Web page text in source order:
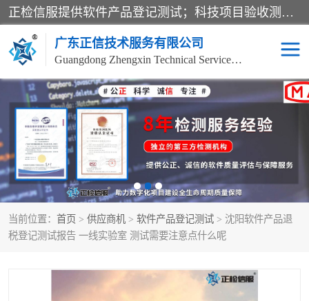
正检信服提供软件产品登记测试；科技项目验收测试；产品确认测试；功能测试；性能测试；安全测试；代码审计测试；漏洞扫描测试；渗透测试；风险评估测试；信息安全等级保护测评；双软认定；实验室建设质量体系建设；软件着作权、软件评测等服务。
广东正信技术服务有限公司
Guangdong Zhengxin Technical Service Co., Ltd
当前位置： 首页 > 供应商机 > 软件产品登记测试 > 沈阳软件产品退
税登记测试报告 一线实验室 测试需要注意点什么呢
电子政务验收测评 数字信息化验收测评
应用软件系统测试 信息系统漏洞扫描
科技成果鉴定测试 软件产品登记测试
信息安全风险评估 系统性能效率测试